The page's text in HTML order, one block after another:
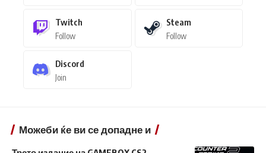
Twitch
Follow
Steam
Follow
Discord
Join
Можеби ќе ви се допадне и